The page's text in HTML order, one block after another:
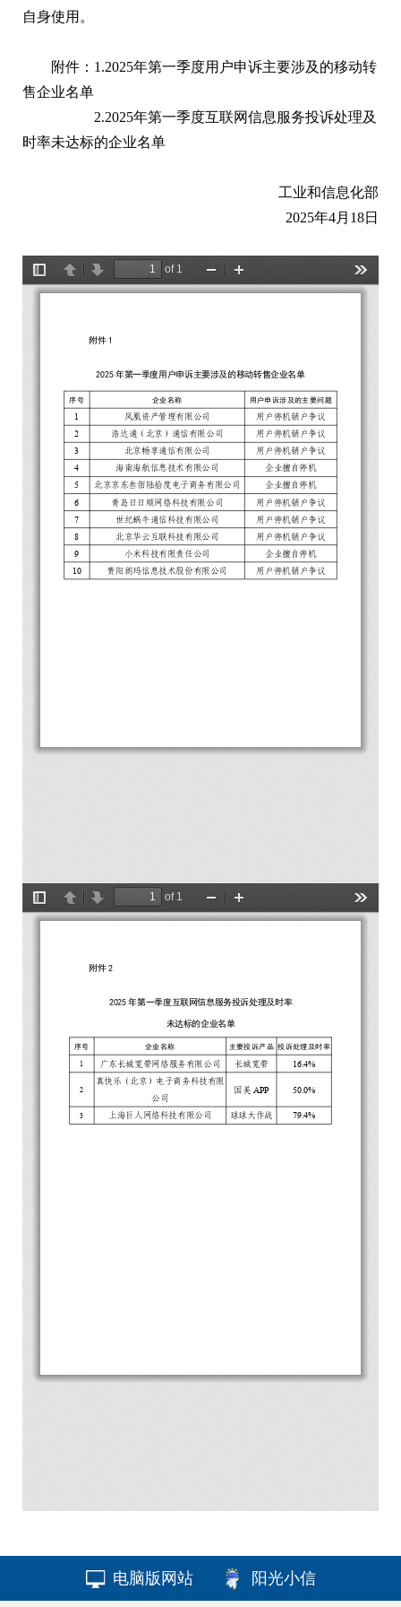
自身使用。
附件：1.2025年第一季度用户申诉主要涉及的移动转
售企业名单
2.2025年第一季度互联网信息服务投诉处理及
时率未达标的企业名单
工业和信息化部
2025年4月18日
电脑版网站 阳光小信